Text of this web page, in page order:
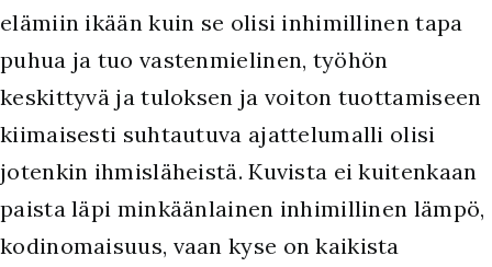
elämiin ikään kuin se olisi inhimillinen tapa
puhua ja tuo vastenmielinen, työhön
keskittyvä ja tuloksen ja voiton tuottamiseen
kiimaisesti suhtautuva ajattelumalli olisi
jotenkin ihmisläheistä. Kuvista ei kuitenkaan
paista läpi minkäänlainen inhimillinen lämpö,
kodinomaisuus, vaan kyse on kaikista